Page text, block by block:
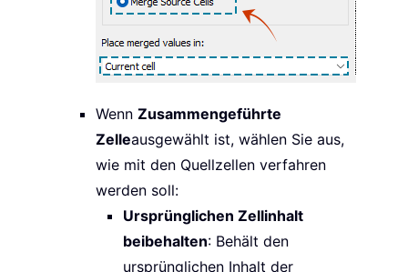
Wenn Zusammengeführte
Zelleausgewählt ist, wählen Sie aus,
wie mit den Quellzellen verfahren
werden soll:
Ursprünglichen Zellinhalt
beibehalten: Behält den
ursprünglichen Inhalt der